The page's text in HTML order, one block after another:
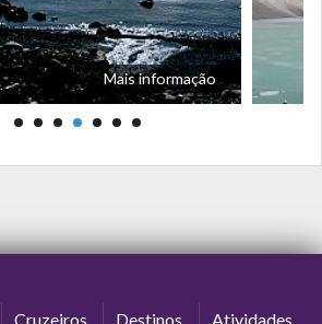
Mais informação
Cruzeiros Destinos
Atividades